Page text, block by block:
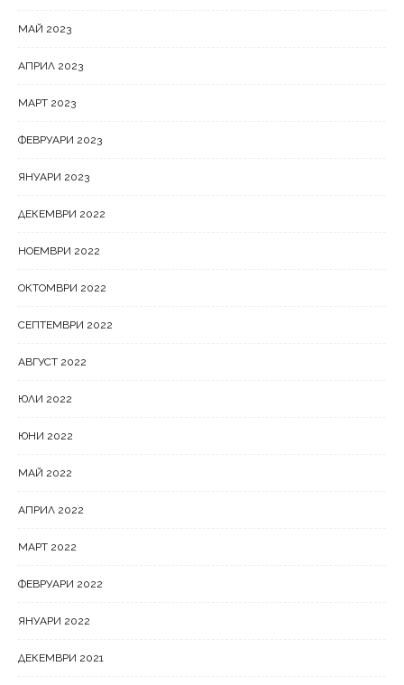
МАЙ 2023
АПРИЛ 2023
МАРТ 2023
ФЕВРУАРИ 2023
ЯНУАРИ 2023
ДЕКЕМВРИ 2022
НОЕМВРИ 2022
ОКТОМВРИ 2022
СЕПТЕМВРИ 2022
АВГУСТ 2022
ЮЛИ 2022
ЮНИ 2022
МАЙ 2022
АПРИЛ 2022
МАРТ 2022
ФЕВРУАРИ 2022
ЯНУАРИ 2022
ДЕКЕМВРИ 2021